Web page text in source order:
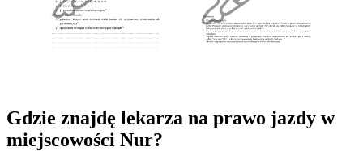
Gdzie znajdę lekarza na prawo jazdy w
miejscowości Nur?